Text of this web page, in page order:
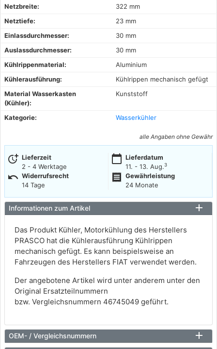
Netzbreite:
322 mm
Netztiefe:
23 mm
Einlassdurchmesser:
30 mm
Auslassdurchmesser:
30 mm
Kühlrippenmaterial:
Aluminium
Kühlerausführung:
Kühlrippen mechanisch gefügt
Material Wasserkasten
(Kühler):
Kunststoff
Kategorie: Wasserkühler
alle Angaben ohne Gewähr
more_time Lieferzeit
2 - 4 Werktage
calendar_today Lieferdatum
11. - 13. Aug.3
undo Widerrufsrecht
14 Tage
receipt
Gewährleistung
24 Monate
Informationen zum Artikel
Das Produkt Kühler, Motorkühlung des Herstellers
PRASCO hat die Kühlerausführung Kühlrippen
mechanisch gefügt. Es kann beispielsweise an
Fahrzeugen des Herstellers FIAT verwendet werden.
Der angebotene Artikel wird unter anderem unter den
Original Ersatzteilnummern
bzw. Vergleichsnummern 46745049 geführt.
OEM- / Vergleichsnummern